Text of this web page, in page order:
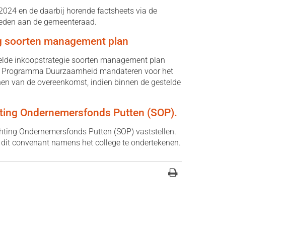
en de daarbij horende factsheets via de
aan de gemeenteraad.
soorten management plan
inkoopstrategie soorten management plan
Duurzaamheid mandateren voor het
van de overeenkomst, indien binnen de gestelde
Ondernemersfonds Putten (SOP).
Ondernemersfonds Putten (SOP) vaststellen.
convenant namens het college te ondertekenen.